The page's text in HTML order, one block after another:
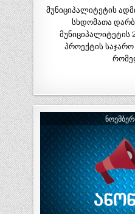
მუნიციპალიტეტის
სხდომათა
მუნიციპალიტეტის
პროექტის